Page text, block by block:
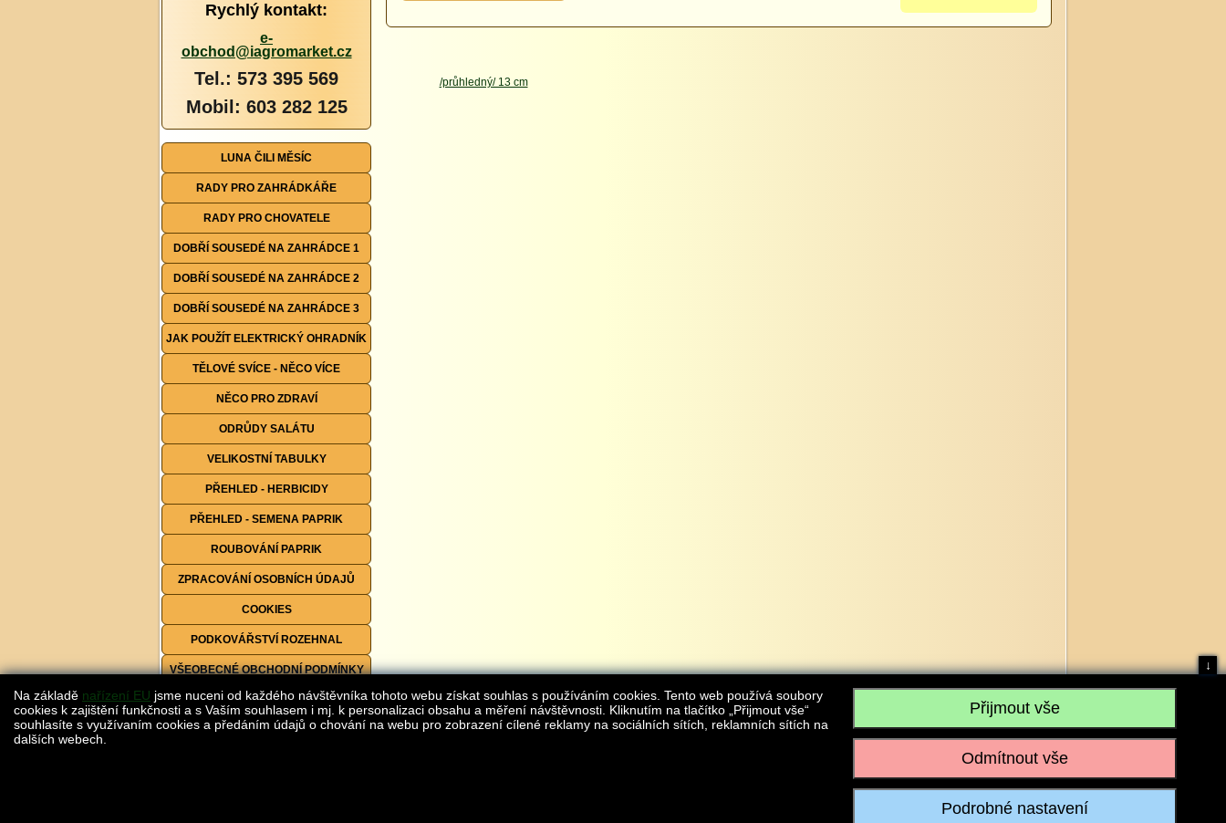
Rychlý kontakt:
e-
obchod@iagromarket.cz
Tel.: 573 395 569
Mobil: 603 282 125
LUNA ČILI MĚSÍC
RADY PRO ZAHRÁDKÁŘE
RADY PRO CHOVATELE
DOBŘÍ SOUSEDÉ NA ZAHRÁDCE 1
DOBŘÍ SOUSEDÉ NA ZAHRÁDCE 2
DOBŘÍ SOUSEDÉ NA ZAHRÁDCE 3
JAK POUŽÍT ELEKTRICKÝ OHRADNÍK
TĚLOVÉ SVÍCE - NĚCO VÍCE
NĚCO PRO ZDRAVÍ
ODRŮDY SALÁTU
VELIKOSTNÍ TABULKY
PŘEHLED - HERBICIDY
PŘEHLED - SEMENA PAPRIK
ROUBOVÁNÍ PAPRIK
ZPRACOVÁNÍ OSOBNÍCH ÚDAJŮ
COOKIES
PODKOVÁŘSTVÍ ROZEHNAL
VŠEOBECNÉ OBCHODNÍ PODMÍNKY
FORMULÁŘE KE STAŽENÍ
je AGROMARKET IRSI s.r.o., IČO: 28304845, se sídlem č.p. 17, 768 75 Loukov
Realizace:w-software.com
Na základě nařízení EU jsme nuceni od každého návštěvníka tohoto webu získat souhlas s používáním cookies. Tento web používá soubory
cookies k zajištění funkčnosti a s Vaším souhlasem i mj. k personalizaci obsahu a měření návštěvnosti. Kliknutím na tlačítko „Přijmout vše“
souhlasíte s využívaním cookies a předáním údajů o chování na webu pro zobrazení cílené reklamy na sociálních sítích, reklamních sítích na
dalších webech.
↓